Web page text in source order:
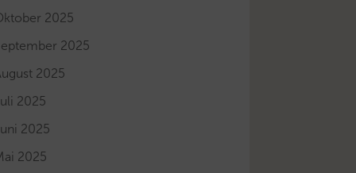
2025
2025
2025
2025
2025
2025